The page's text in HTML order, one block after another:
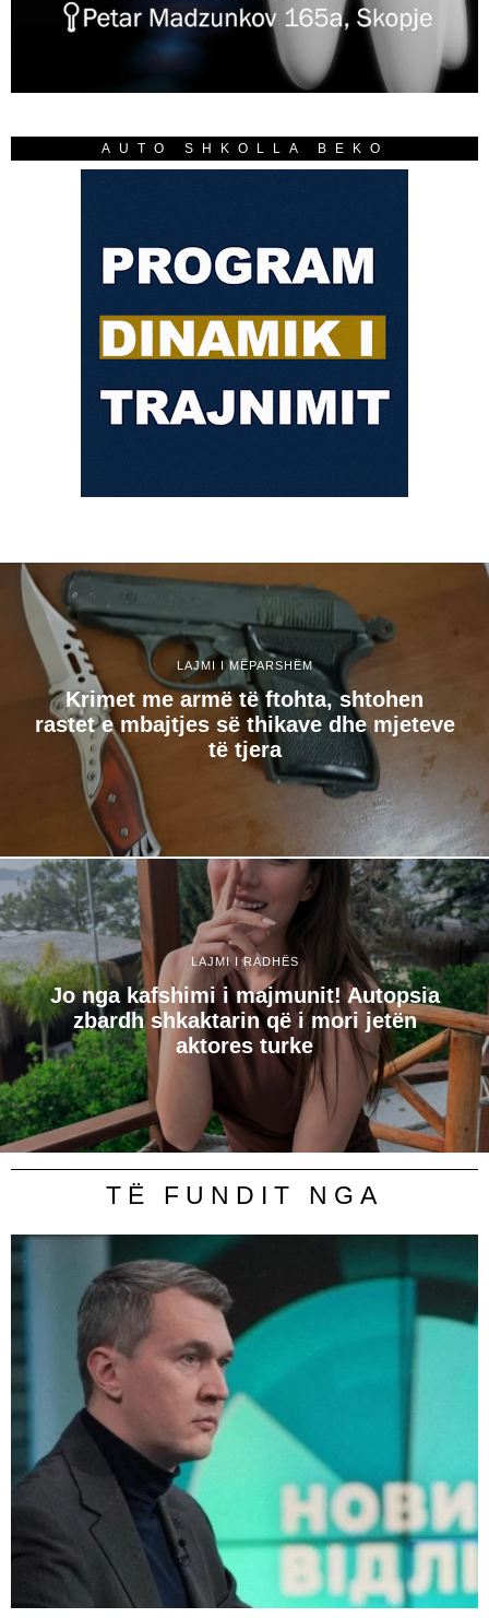
AUTO SHKOLLA BEKO
LAJMI I MËPARSHËM
Krimet me armë të ftohta, shtohen
rastet e mbajtjes së thikave dhe mjeteve
të tjera
LAJMI I RADHËS
Jo nga kafshimi i majmunit! Autopsia
zbardh shkaktarin që i mori jetën
aktores turke
TË FUNDIT NGA